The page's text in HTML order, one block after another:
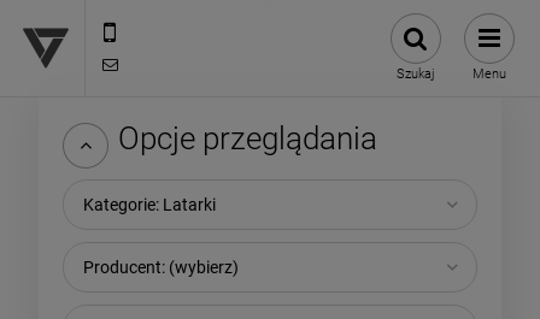
Szukaj Menu
Opcje przeglądania
Kategorie: Latarki
Producent: (wybierz)